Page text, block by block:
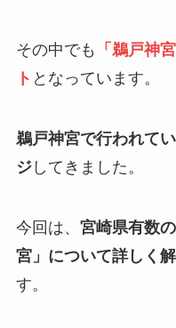
その中でも
「鵜戸神
ト となっています。
鵜戸神宮で行われて
ジしてきました。
今回は、 宮崎県有数
宮」について詳しく
す。